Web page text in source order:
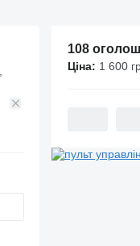
108
Ціна: 1 600